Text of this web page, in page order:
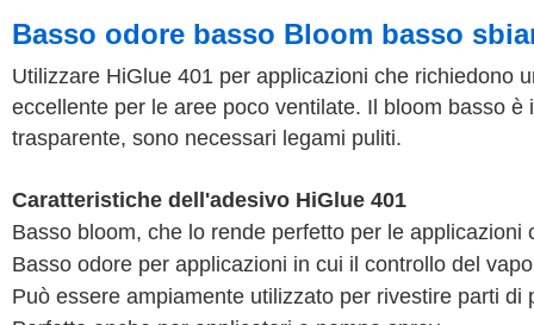
Basso odore basso Bloom basso
Utilizzare HiGlue 401 per applicazioni che richiedono
eccellente per le aree poco ventilate. Il bloom basso
trasparente, sono necessari legami puliti.
Caratteristiche dell'adesivo HiGlue 401
Basso bloom, che lo rende perfetto per le applicazioni
Basso odore per applicazioni in cui il controllo del
Può essere ampiamente utilizzato per rivestire parti di